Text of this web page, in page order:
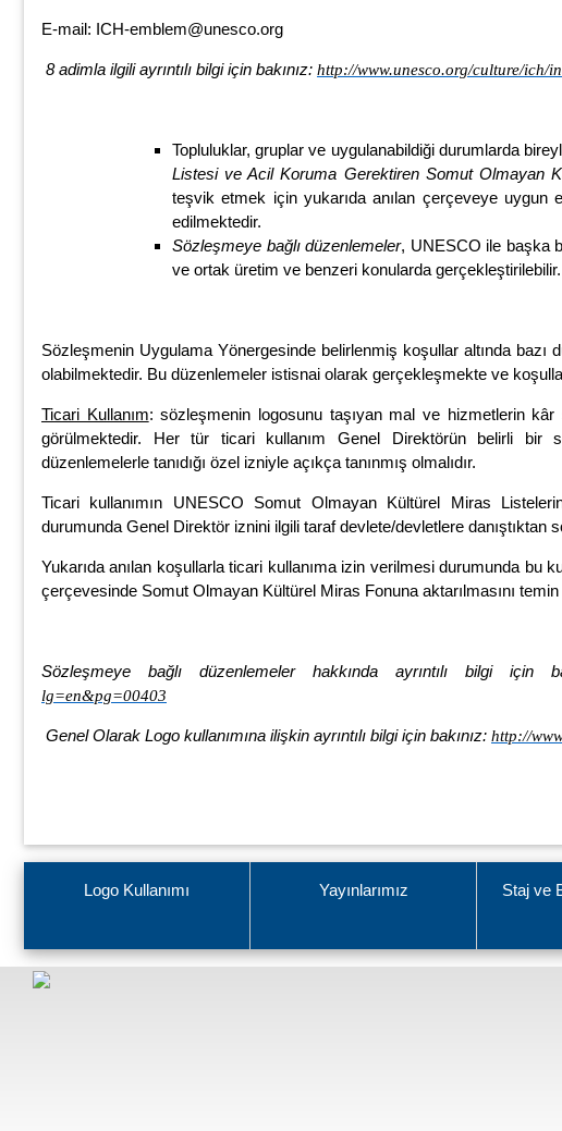
E-mail: ICH-emblem@unesco.org
8 adimla ilgili ayrıntılı bilgi için bakınız: http://www.unesco.org/culture/ich/
Topluluklar, gruplar ve uygulanabildiği durumlarda
Listesi ve Acil Koruma Gerektiren Somut Olmayan
teşvik etmek için yukarıda anılan çerçeveye uygun
edilmektedir.
Sözleşmeye bağlı düzenlemeler, UNESCO ile başka
ve ortak üretim ve benzeri konularda gerçekleştirilebilir.
Sözleşmenin Uygulama Yönergesinde belirlenmiş koşullar altında bazı
olabilmektedir. Bu düzenlemeler istisnai olarak gerçekleşmekte ve
Ticari Kullanım: sözleşmenin logosunu taşıyan mal ve hizmetlerin kâr
görülmektedir. Her tür ticari kullanım Genel Direktörün belirli bir
düzenlemelerle tanıdığı özel izniyle açıkça tanınmış olmalıdır.
Ticari kullanımın UNESCO Somut Olmayan Kültürel Miras
durumunda Genel Direktör iznini ilgili taraf devlete/devletlere danıştıktan
Yukarıda anılan koşullarla ticari kullanıma izin verilmesi durumunda bu
çerçevesinde Somut Olmayan Kültürel Miras Fonuna aktarılmasını temin
Sözleşmeye bağlı düzenlemeler hakkında ayrıntılı bilgi için
lg=en&pg=00403
Genel Olarak Logo kullanımına ilişkin ayrıntılı bilgi için bakınız: http://
Logo Kullanımı Yayınlarımız Staj ve